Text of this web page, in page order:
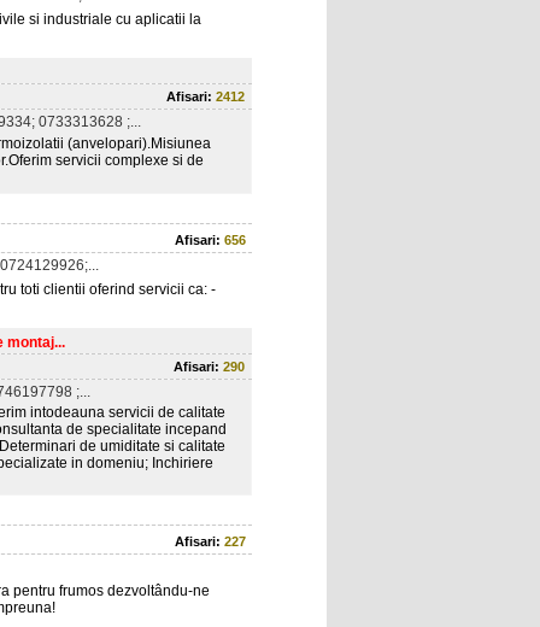
si industriale cu aplicatii la
Afisari: 2412
0733313628 ;...
(anvelopari).Misiunea
servicii complexe si de
Afisari: 656
toti clientii oferind servicii ca: -
montaj...
Afisari: 290
;...
intodeauna servicii de calitate
de specialitate incepand
de umiditate si calitate
in domeniu; Inchiriere
Afisari: 227
pentru frumos dezvoltându-ne